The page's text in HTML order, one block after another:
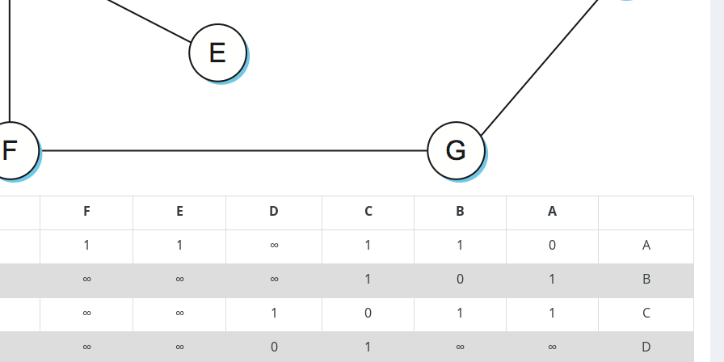
A
B
C
D
E
F
A
0
1
1
∞
1
1
B
1
0
1
∞
∞
∞
C
1
1
0
1
∞
∞
D
∞
∞
1
0
∞
∞